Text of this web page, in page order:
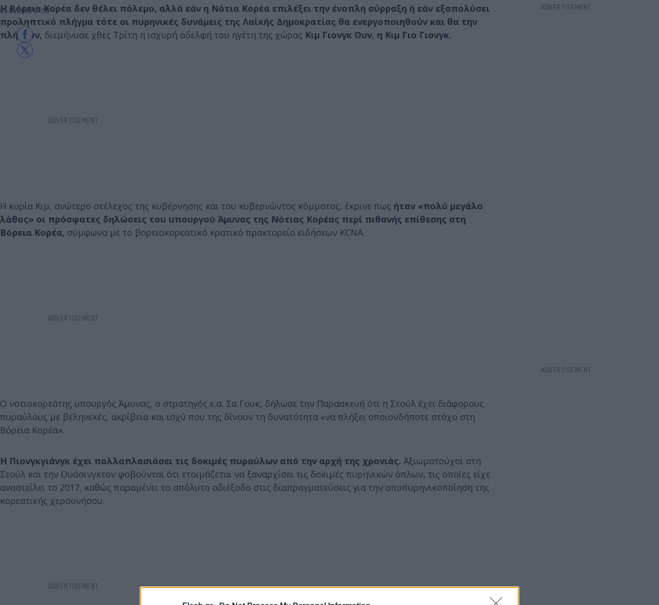
05.04.2022 07:50
Η Βόρεια Κορέα δεν θέλει πόλεμο, αλλά εάν η Νότια Κορέα επιλέξει την ένοπλη σύρραξη ή εάν εξαπολύσει
προληπτικό πλήγμα τότε οι πυρηνικές δυνάμεις της Λαϊκής Δημοκρατίας θα ενεργοποιηθούν και θα την
πλήξουν, διεμήνυσε χθες Τρίτη η ισχυρή αδελφή του ηγέτη της χώρας Κιμ Γιονγκ Ουν, η Κιμ Γιο Γιονγκ.
Η κυρία Κιμ, ανώτερο στέλεχος της κυβέρνησης και του κυβερνώντος κόμματος, έκρινε πως ήταν «πολύ μεγάλο
λάθος» οι πρόσφατες δηλώσεις του υπουργού Άμυνας της Νότιας Κορέας περί πιθανής επίθεσης στη
Βόρεια Κορέα, σύμφωνα με το βορειοκορεατικό κρατικό πρακτορείο ειδήσεων KCNA.
Ο νοτιοκορεάτης υπουργός Άμυνας, ο στρατηγός ε.α. Σα Γουκ, δήλωσε την Παρασκευή ότι η Σεούλ έχει διάφορους
πυραύλους με βεληνεκές, ακρίβεια και ισχύ που της δίνουν τη δυνατότητα «να πλήξει οποιονδήποτε στόχο στη
Βόρεια Κορέα».
Η Πιονγκγιάνγκ έχει πολλαπλασιάσει τις δοκιμές πυραύλων από την αρχή της χρονιάς. Αξιωματούχοι στη
Σεούλ και την Ουάσινγκτον φοβούνται ότι ετοιμάζεται να ξαναρχίσει τις δοκιμές πυρηνικών όπλων, τις οποίες είχε
αναστείλει το 2017, καθώς παραμένει το απόλυτο αδιέξοδο στις διαπραγματεύσεις για την αποπυρηνικοποίηση της
κορεατικής χερσονήσου.